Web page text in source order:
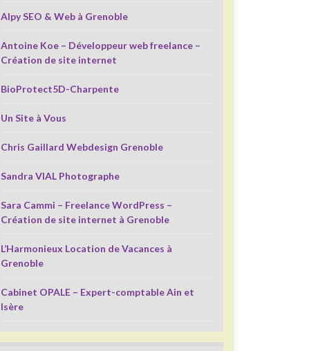
Alpy SEO & Web à Grenoble
Antoine Koe – Développeur web freelance –
Création de site internet
BioProtect5D-Charpente
Un Site à Vous
Chris Gaillard Webdesign Grenoble
Sandra VIAL Photographe
Sara Cammi – Freelance WordPress –
Création de site internet à Grenoble
L’Harmonieux Location de Vacances à
Grenoble
Cabinet OPALE – Expert-comptable Ain et
Isère